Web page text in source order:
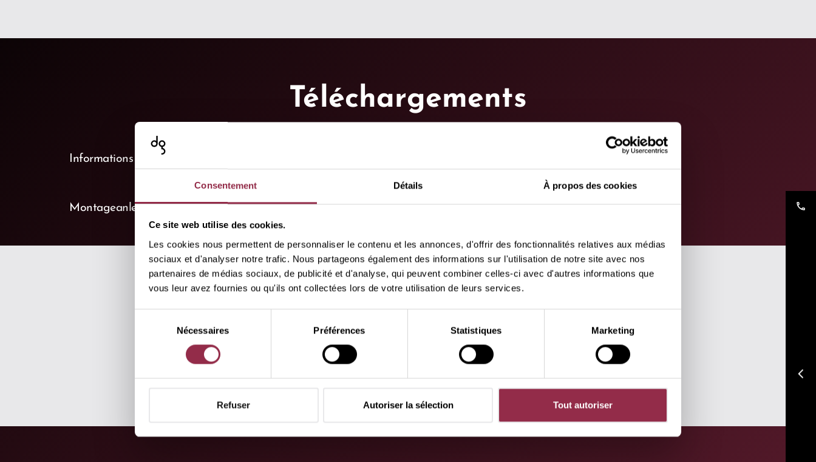
Consentement Détails À propos des cookies
Ce site web utilise des cookies.
Les cookies nous permettent de personnaliser le contenu et les annonces, d'offrir des fonctionnalités relatives aux médias
sociaux et d'analyser notre trafic. Nous partageons également des informations sur l'utilisation de notre site avec nos
partenaires de médias sociaux, de publicité et d'analyse, qui peuvent combiner celles-ci avec d'autres informations que
vous leur avez fournies ou qu'ils ont collectées lors de votre utilisation de leurs services.
consentement
Nécessaires Préférences Statistiques Marketing
Refuser Autoriser la sélection Tout autoriser
phone
arrow_back_ios
Téléchargements
Informations de produit
Montageanleitungen (0) keyboard_arrow_down
Aperçu de la famille de produits